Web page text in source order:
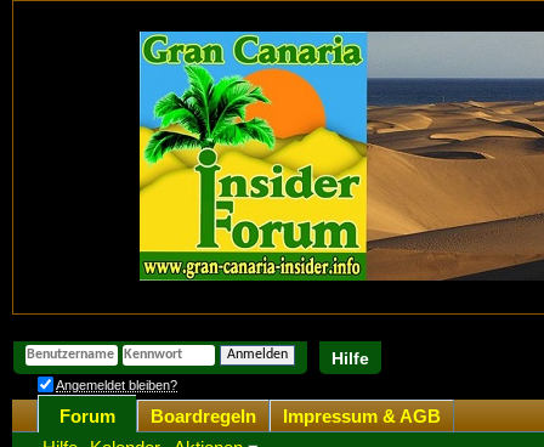
Hilfe
Angemeldet bleiben?
Forum
Boardregeln Impressum & AGB